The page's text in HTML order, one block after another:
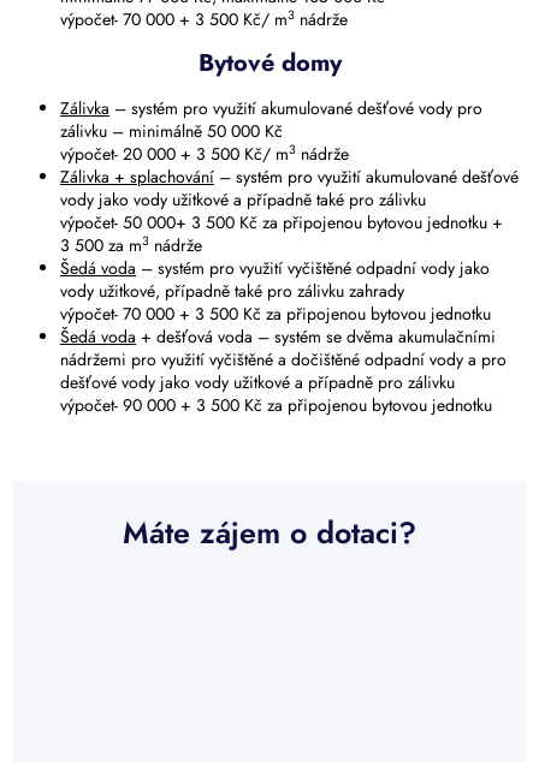
výpočet- 70 000 + 3 500 Kč/ m3 nádrže
Bytové domy
Zálivka – systém pro využití akumulované dešťové vody pro
zálivku – minimálně 50 000 Kč
výpočet- 20 000 + 3 500 Kč/ m3 nádrže
Zálivka + splachování – systém pro využití akumulované dešťové
vody jako vody užitkové a případně také pro zálivku
výpočet- 50 000+ 3 500 Kč za připojenou bytovou jednotku +
3 500 za m3 nádrže
Šedá voda – systém pro využití vyčištěné odpadní vody jako
vody užitkové, případně také pro zálivku zahrady
výpočet- 70 000 + 3 500 Kč za připojenou bytovou jednotku
Šedá voda + dešťová voda – systém se dvěma akumulačními
nádržemi pro využití vyčištěné a dočištěné odpadní vody a pro
dešťové vody jako vody užitkové a případně pro zálivku
výpočet- 90 000 + 3 500 Kč za připojenou bytovou jednotku
Máte zájem o dotaci?